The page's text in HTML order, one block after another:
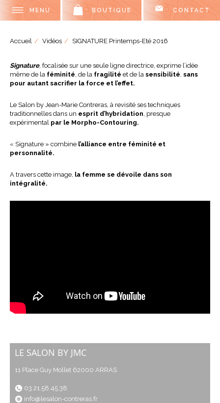
MENU BOUTIQUE CONTACT
Accueil Vidéos SIGNATURE Printemps-Eté 2016
Signature, focalisée sur une seule ligne directrice, exprime l’idée
même de la féminité, de la fragilité et de la sensibilité, sans
pour autant sacrifier la force et l’effet.
Le Salon by Jean-Marie Contreras, à revisité ses techniques
traditionnelles dans un esprit d’hybridation, presque
expérimental par le Morpho-Contouring.
« Signature » combine l’alliance entre féminité et
personnalité.
A travers cette image, la femme se dévoile dans son
intégralité.
LE SALON BY JMC
11 Place Guy Mollet 62000 ARRAS
03.21.58.45.38
info@lesalon-contreras.fr